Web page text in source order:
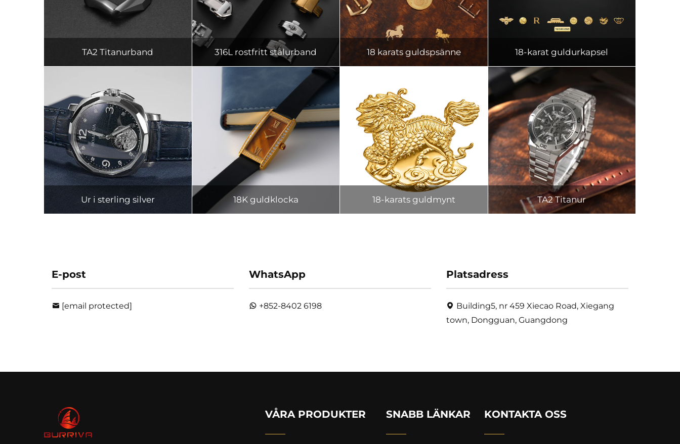
TA2 Titanurband 316L rostfritt stålurband 18 karats guldspsänne 18-karat guldurkapsel
Ur i sterling silver 18K guldklocka 18-karats guldmynt TA2 Titanur
E-post
[email protected]
WhatsApp
+852-8402 6198
Platsadress
Building5, nr 459 Xiecao Road, Xiegang
town, Dongguan, Guangdong
VÅRA PRODUKTER SNABB LÄNKAR KONTAKTA OSS